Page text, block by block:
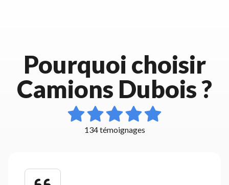
Pourquoi choisir
Camions Dubois ?
134 témoignages